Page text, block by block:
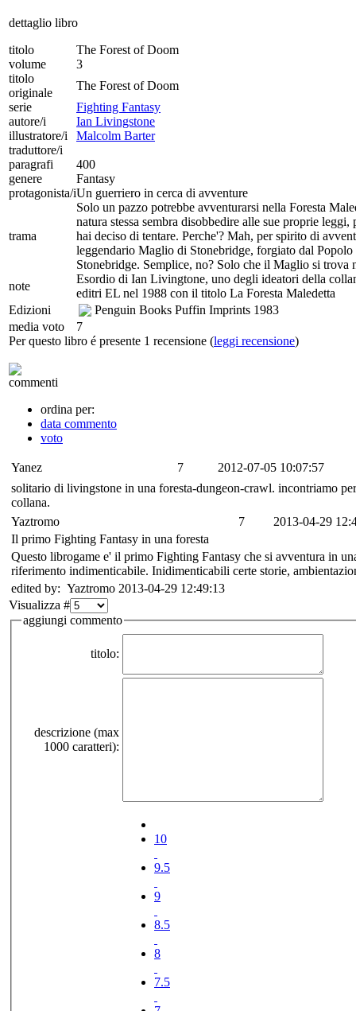
dettaglio libro
titolo
The Forest of Doom
volume
3
titolo
originale
The Forest of Doom
serie
Fighting Fantasy
autore/i
Ian Livingstone
illustratore/i
Malcolm Barter
traduttore/i
paragrafi
400
genere
Fantasy
protagonista/iUn guerriero in cerca di avventure
trama
Solo un pazzo potrebbe avventurarsi nella Foresta
natura stessa sembra disobbedire alle sue proprie
hai deciso di tentare. Perche'? Mah, per spirito di
leggendario Maglio di Stonebridge, forgiato dal
Stonebridge. Semplice, no? Solo che il Maglio si trova
note
Esordio di Ian Livingtone, uno degli ideatori della
editri EL nel 1988 con il titolo La Foresta Maledetta
Edizioni
Penguin Books Puffin Imprints 1983
media voto
7
Per questo libro é presente 1 recensione (leggi recensione)
commenti
ordina per:
data commento
voto
Yanez 7
2012-07-05 10:07:57
solitario di livingstone in una foresta-dungeon-crawl. incontriamo
collana.
Yaztromo
7
2013-04-29
Il primo Fighting Fantasy in una foresta
Questo librogame e' il primo Fighting Fantasy che si avventura in
riferimento indimenticabile. Inidimenticabili certe storie,
edited by: Yaztromo 2013-04-29 12:49:13
Visualizza #
aggiungi commento
titolo:
descrizione (max
1000 caratteri):
10
9.5
9
8.5
8
7.5